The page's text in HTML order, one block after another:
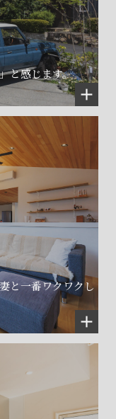
と感じます。
と一番ワクワクし